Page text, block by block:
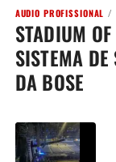
AUDIO PROFISSIONAL
STADIUM
SISTEMA
DA BOSE